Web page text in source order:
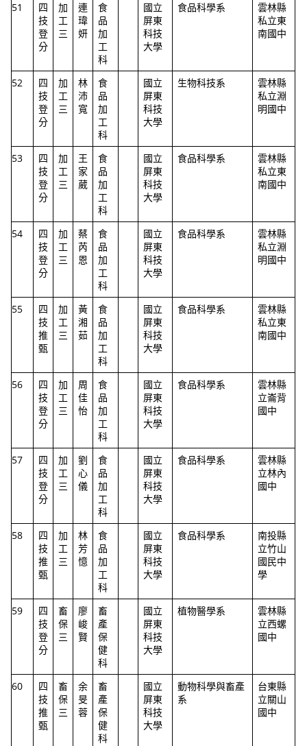
51
四
技
登
分
加
工
三
連
瑋
妍
食
品
加
工
科
國立
屏東
科技
大學
食品科學系
雲林縣
私立東
南國中
52
四
技
登
分
加
工
三
林
沛
寬
食
品
加
工
科
國立
屏東
科技
大學
生物科技系
雲林縣
私立淵
明國中
53
四
技
登
分
加
工
三
王
家
葳
食
品
加
工
科
國立
屏東
科技
大學
食品科學系
雲林縣
私立東
南國中
54
四
技
登
分
加
工
三
蔡
芮
恩
食
品
加
工
科
國立
屏東
科技
大學
食品科學系
雲林縣
私立淵
明國中
55
四
技
推
甄
加
工
三
黃
湘
茹
食
品
加
工
科
國立
屏東
科技
大學
食品科學系
雲林縣
私立東
南國中
56
四
技
登
分
加
工
三
周
佳
怡
食
品
加
工
科
國立
屏東
科技
大學
食品科學系
雲林縣
立崙背
國中
57
四
技
登
分
加
工
三
劉
心
儀
食
品
加
工
科
國立
屏東
科技
大學
食品科學系
雲林縣
立林內
國中
58
四
技
推
甄
加
工
三
林
芳
憶
食
品
加
工
科
國立
屏東
科技
大學
食品科學系
南投縣
立竹山
國民中
學
59
四
技
登
分
畜
保
三
廖
峻
賢
畜
產
保
健
科
國立
屏東
科技
大學
植物醫學系
雲林縣
立西螺
國中
60
四
技
推
甄
畜
保
三
余
旻
蓉
畜
產
保
健
科
國立
屏東
科技
大學
動物科學與畜產
系
台東縣
立關山
國中